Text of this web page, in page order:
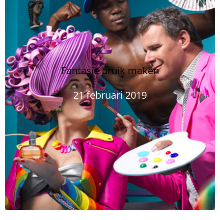
Fantasie pruik maken
21 februari 2019